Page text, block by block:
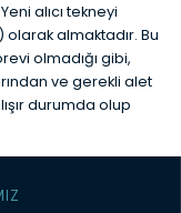
alıcı tekneyi
almaktadır. Bu
olmadığı gibi,
ve gerekli alet
durumda olup